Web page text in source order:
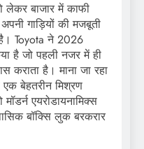
लेकर बाजार में काफी
गाड़ियों की मजबूती
Toyota ने 2026
है जो पहली नजर में ही
कराता है। माना जा रहा
बेहतरीन मिश्रण
एयरोडायनामिक्स
बॉक्सि लुक बरकरार